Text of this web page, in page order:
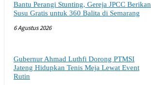
Bantu Perangi Stunting, Gereja JPCC Berikan
Susu Gratis untuk 360 Balita di Semarang
6 Agustus 2026
Gubernur Ahmad Luthfi Dorong PTMSI
Jateng Hidupkan Tenis Meja Lewat Event
Rutin